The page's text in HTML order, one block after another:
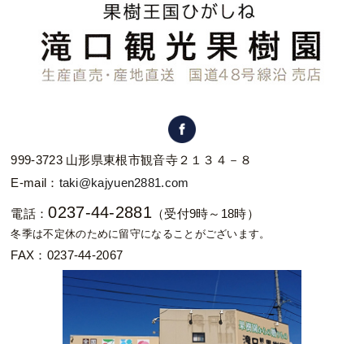
999-3723 山形県東根市観音寺２１３４－８
E-mail： taki@kajyuen2881.com
電話：0237-44-2881 （受付9時～18時）
冬季は不定休のために留守になることがございます。
FAX：0237-44-2067